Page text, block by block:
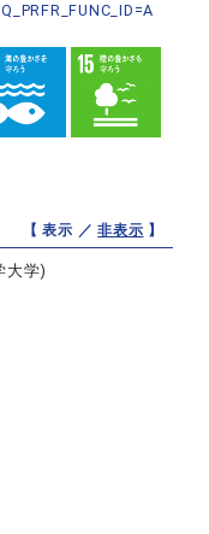
【 表示 ／非表示 】
大学)